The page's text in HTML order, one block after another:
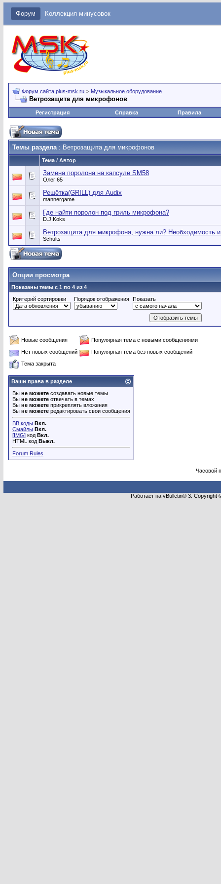
Форум Коллекция минусовок
Форум сайта plus-msk.ru > Музыкальное оборудование
Ветрозащита для микрофонов
Регистрация Справка Правила
Темы раздела: Ветрозащита для микрофонов
Тема / Автор
Замена поролона на капсуле SM58
Олег 65
Решётка(GRILL) для Audix
mannergame
Где найти поролон под гриль микрофона?
D.J.Koks
Ветрозащита для микрофона, нужна ли? Необходимость
Schults
Опции просмотра
Показаны темы с 1 по 4 из 4
Критерий сортировки
Порядок отображения Показать
Новые сообщения
Популярная тема с новыми сообщениями
Нет новых сообщений
Популярная тема без новых сообщений
Тема закрыта
Ваши права в разделе
Вы не можете создавать новые темы
Вы не можете отвечать в темах
Вы не можете прикреплять вложения
Вы не можете редактировать свои сообщения
BB коды Вкл.
Смайлы Вкл.
[IMG] код Вкл.
HTML код Выкл.
Forum Rules
Часовой
Работает на vBulletin® 3.